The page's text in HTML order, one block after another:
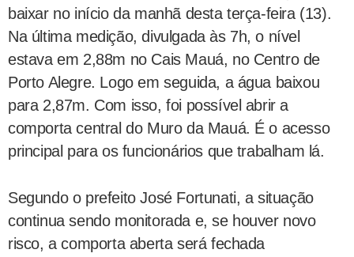
baixar no início da manhã desta terça-feira (13).
Na última medição, divulgada às 7h, o nível
estava em 2,88m no Cais Mauá, no Centro de
Porto Alegre. Logo em seguida, a água baixou
para 2,87m. Com isso, foi possível abrir a
comporta central do Muro da Mauá. É o acesso
principal para os funcionários que trabalham lá.
Segundo o prefeito José Fortunati, a situação
continua sendo monitorada e, se houver novo
risco, a comporta aberta será fechada